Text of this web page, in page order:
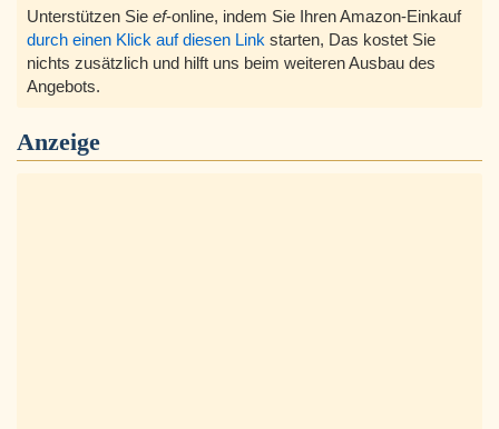
Unterstützen Sie ef-online, indem Sie Ihren Amazon-Einkauf
durch einen Klick auf diesen Link starten, Das kostet Sie
nichts zusätzlich und hilft uns beim weiteren Ausbau des
Angebots.
Anzeige